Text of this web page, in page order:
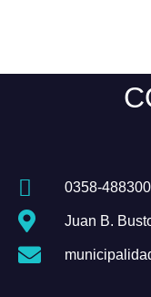
0358-
Juan B.